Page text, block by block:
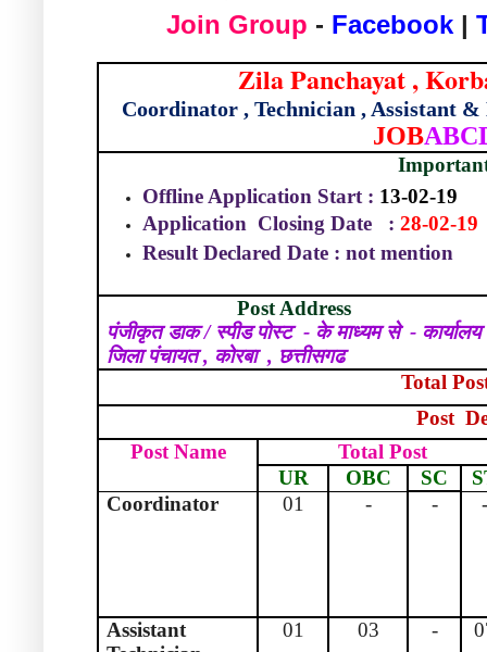
Join Group - Facebook|
Zila Panchayat ,
Coordinator , Technician , Assistant
JOB
Offline Application Start : 13-02-19
Application Closing Date : 28-02-19
Result Declared Date : not mention
Post Address
पंजीकृत डाक / स्पीड पोस्ट - के माध्यम से - कार्यालय
जिला पंचायत , कोरबा , छत्तीसगढ
Total
Post
Post Name
Total Post
UR
OBC SC
Coordinator
01 - - -
Assistant
01 03 -